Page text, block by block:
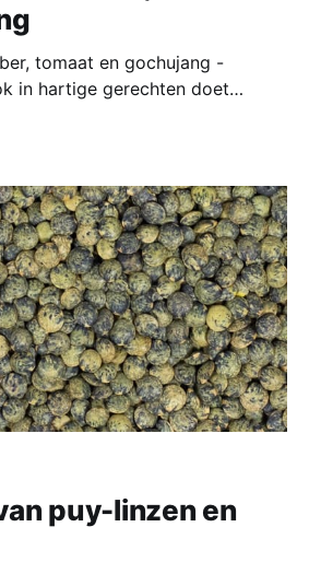
tomaat en gochujang -
in hartige gerechten doet
gochujang die je eet met rijst en
in balans: zout, zoet, zuur en
puy-linzen en